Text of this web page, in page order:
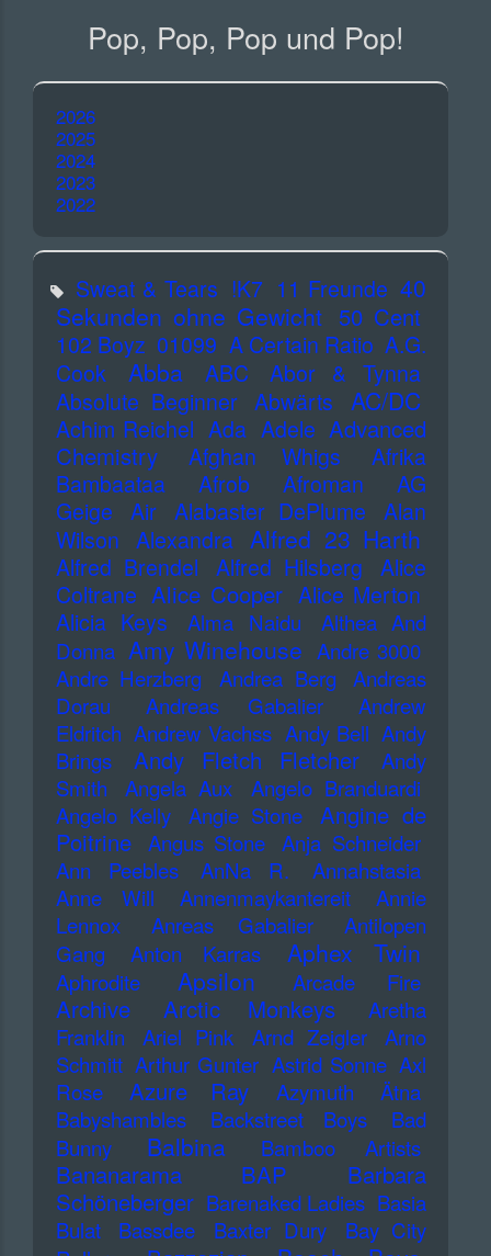
Pop, Pop, Pop und Pop!
2026
2025
2024
2023
2022
Sweat & Tears !K7 11 Freunde 40
Sekunden ohne Gewicht 50 Cent
102 Boyz 01099 A Certain Ratio A.G.
Cook
Abba ABC
Abor & Tynna
Absolute Beginner Abwärts AC/DC
Achim Reichel Ada Adele Advanced
Chemistry
Afghan Whigs
Afrika
Bambaataa
Afrob Afroman
AG
Geige
Air Alabaster DePlume
Alan
Wilson Alexandra Alfred 23 Harth
Alfred Brendel Alfred Hilsberg
Alice
Coltrane Alice Cooper Alice Merton
Alicia Keys
Alma Naidu
Althea And
Donna Amy Winehouse Andre 3000
Andre Herzberg
Andrea Berg
Andreas
Dorau
Andreas Gabalier
Andrew
Eldritch Andrew Vachss Andy Bell Andy
Brings
Andy Fletch Fletcher
Andy
Smith
Angela Aux
Angelo Branduardi
Angelo Kelly
Angie Stone
Angine de
Poitrine Angus Stone Anja Schneider
Ann Peebles
AnNa R.
Annahstasia
Anne Will
Annenmaykantereit
Annie
Lennox
Anreas Gabalier
Antilopen
Gang
Anton Karras Aphex Twin
Aphrodite Apsilon Arcade Fire
Archive Arctic Monkeys
Aretha
Franklin
Ariel Pink Arnd Zeigler
Arno
Schmitt Arthur Gunter Astrid Sonne Axl
Rose
Azure Ray Azymuth
Ätna
Babyshambles
Backstreet Boys
Bad
Bunny
Balbina Bamboo Artists
Bananarama BAP
Barbara
Schöneberger Barenaked Ladies Basia
Bulat
Bassdee Baxter Dury
Bay City